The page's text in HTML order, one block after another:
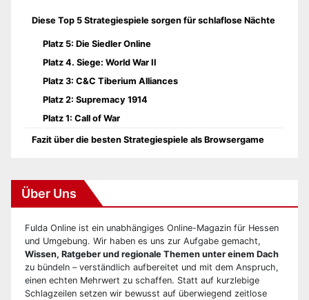
Diese Top 5 Strategiespiele sorgen für schlaflose Nächte
Platz 5: Die Siedler Online
Platz 4. Siege: World War II
Platz 3: C&C Tiberium Alliances
Platz 2: Supremacy 1914
Platz 1: Call of War
Fazit über die besten Strategiespiele als Browsergame
Über Uns
Fulda Online ist ein unabhängiges Online-Magazin für Hessen
und Umgebung. Wir haben es uns zur Aufgabe gemacht,
Wissen, Ratgeber und regionale Themen unter einem Dach
zu bündeln – verständlich aufbereitet und mit dem Anspruch,
einen echten Mehrwert zu schaffen. Statt auf kurzlebige
Schlagzeilen setzen wir bewusst auf überwiegend zeitlose